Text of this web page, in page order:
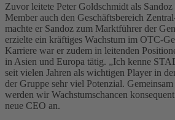
Zuvor leitete Peter Goldschmidt als
Member auch den Geschäftsbereich
machte er Sandoz zum Marktführer der
erzielte ein kräftiges Wachstum im OTC-
Karriere war er zudem in leitenden
in Asien und Europa tätig. „Ich kenne
seit vielen Jahren als wichtigen Player in
der Gruppe sehr viel Potenzial.
werden wir Wachstumschancen
neue CEO an.